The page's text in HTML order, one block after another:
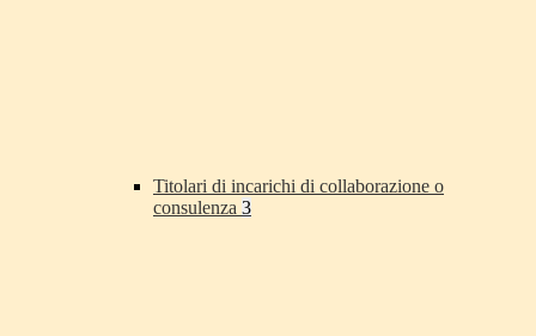
Titolari di incarichi di collaborazione o
consulenza 3